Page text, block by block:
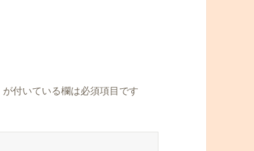
が付いている欄は必須項目です